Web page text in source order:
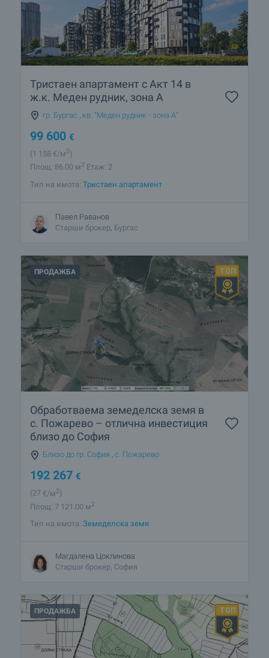
Тристаен апартамент с Акт 14 в
ж.к. Меден рудник, зона А
гр. Бургас кв. "Меден рудник - зона А"
99 600 €
(1 158 €/м2)
Площ: 86.00 м2 Етаж: 2
Тип на имота: Тристаен апартамент
Павел Раванов
Старши брокер, Бургас
ПРОДАЖБА
Обработваема земеделска земя в
с. Пожарево – отлична инвестиция
близо до София
Близо до гр. София , с. Пожарево
192 267 €
(27 €/м2)
Площ: 7 121.00 м2
Тип на имота: Земеделска земя
Магдалена Цоклинова
Старши брокер, София
ПРОДАЖБА